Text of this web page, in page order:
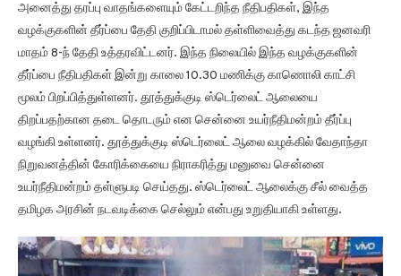
அனைத்து தரப்பு வாதங்களையும் கேட்டறிந்த நீதிபதிகள், இந்த
வழக்குகளின் தீர்ப்பை தேதி குறிப்பிடாமல் தள்ளிவைத்து கடந்த ஜனவரி
மாதம் 8-ந் தேதி உத்தரவிட்டனர். இந்த நிலையில் இந்த வழக்குகளின்
தீர்ப்பை நீதிபதிகள் இன்று காலை 10.30 மணிக்கு காணொலி காட்சி
மூலம் பிறப்பித்துள்ளனர். தூத்துக்குடி ஸ்டெர்லைட் ஆலையை
திறப்பதற்கான தடை தொடரும் என சென்னை உயர்நீதிமன்றம் தீர்ப்பு
வழங்கி உள்ளனர். தூத்துக்குடி ஸ்டெர்லைட் ஆலை வழக்கில் வேதாந்தா
நிறுவனத்தின் கோரிக்கையை நிராகரித்து மனுவை சென்னை
உயர்நீதிமன்றம் தள்ளுபடி செய்தது. ஸ்டெர்லைட் ஆலைக்கு சீல் வைத்த
தமிழக அரசின் நடவடிக்கை செல்லும் என்பது உறுதியாகி உள்ளது.